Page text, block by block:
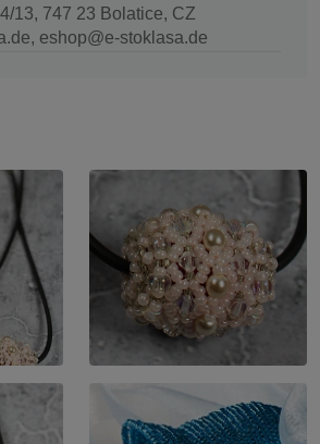
13, 747 23 Bolatice, CZ
eshop@e-stoklasa.de